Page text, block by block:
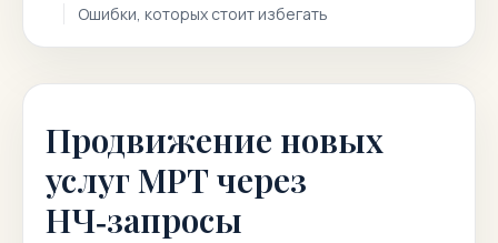
Ошибки, которых стоит избегать
Продвижение новых
услуг МРТ через
НЧ‑запросы